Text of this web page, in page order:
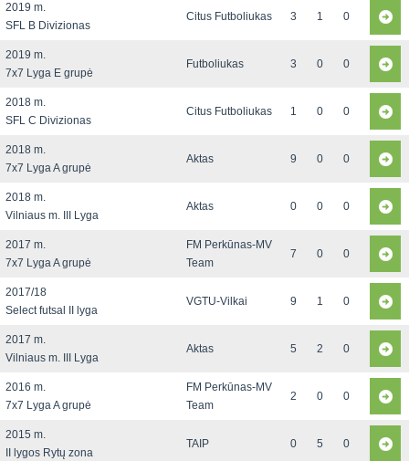
2019 m.
SFL B Divizionas
Citus Futboliukas 3 1 0
2019 m.
7x7 Lyga E grupė
Futboliukas 3 0 0
2018 m.
SFL C Divizionas
Citus Futboliukas 1 0 0
2018 m.
7x7 Lyga A grupė
Aktas 9 0 0
2018 m.
Vilniaus m. III Lyga
Aktas 0 0 0
2017 m.
7x7 Lyga A grupė
FM Perkūnas-MV
Team
7 0 0
2017/18
Select futsal II lyga
VGTU-Vilkai 9 1 0
2017 m.
Vilniaus m. III Lyga
Aktas 5 2 0
2016 m.
7x7 Lyga A grupė
FM Perkūnas-MV
Team
2 0 0
2015 m.
II lygos Rytų zona
TAIP 0 5 0